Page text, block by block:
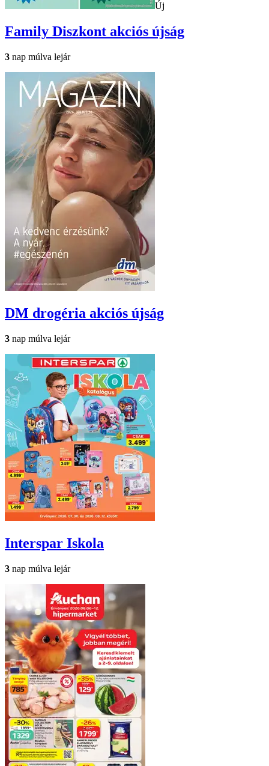
Új
Family Diszkont akciós újság
3 nap múlva lejár
DM drogéria akciós újság
3 nap múlva lejár
Interspar Iskola
3 nap múlva lejár